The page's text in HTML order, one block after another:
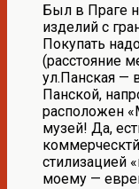
Был в Праге
изделий с
Покупать
(расстояние
ул.Панская —
Панской,
расположен
музей! Да,
стилизацией
моему —